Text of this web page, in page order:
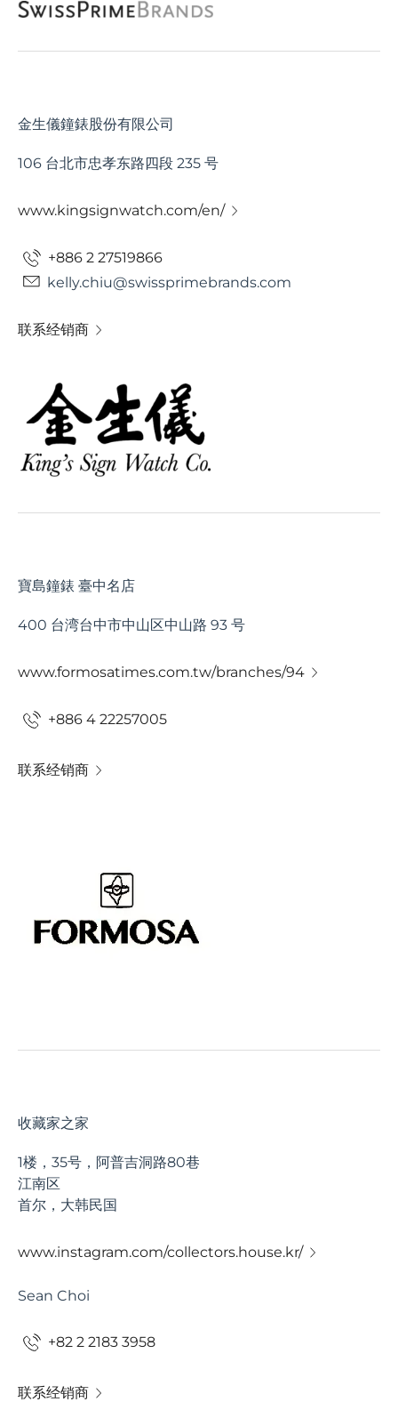
金生儀鐘錶股份有限公司
106 台北市忠孝东路四段 235 号
www.kingsignwatch.com/en/
+886 2 27519866
kelly.chiu@swissprimebrands.com
联系经销商
寶島鐘錶 臺中名店
400 台湾台中市中山区中山路 93 号
www.formosatimes.com.tw/branches/94
+886 4 22257005
联系经销商
收藏家之家
1楼，35号，阿普吉洞路80巷
江南区
首尔，大韩民国
www.instagram.com/collectors.house.kr/
Sean Choi
+82 2 2183 3958
联系经销商